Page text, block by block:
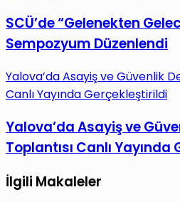
SCÜ’de “Gelenekten
Sempozyum Düzenlendi
Yalova’da Asayiş ve Güvenlik
Canlı Yayında Gerçekleştirildi
Yalova’da Asayiş ve
Toplantısı Canlı
İlgili Makaleler